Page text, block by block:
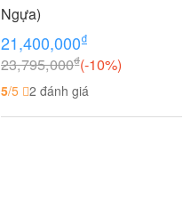
Ngựa)
21,400,000₫
23,795,000₫(-10%)
5/5 2 đánh giá